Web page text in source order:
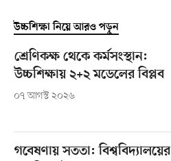
উচ্চশিক্ষা নিয়ে আরও পড়ুন
শ্রেণিকক্ষ থেকে কর্মসংস্থান:
উচ্চশিক্ষায় ২+২ মডেলের বিপ্লব
০৭ আগস্ট ২০২৬
গবেষণায় সততা: বিশ্ববিদ্যালয়ের